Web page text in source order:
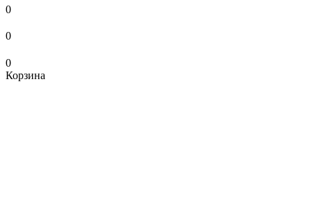
0
0
0
Корзина